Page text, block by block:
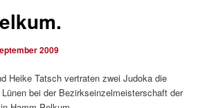
2009
Heike Tatsch vertraten zwei Judoka die
bei der Bezirkseinzelmeisterschaft der